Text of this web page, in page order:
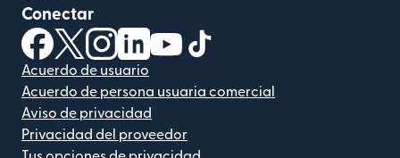
Conectar
(se abre en una ventana nueva)
(se abre en una ventana nueva)
(se abre en una ventana nueva)
(se abre en una ventana nueva)
(se abre en una ventana nueva)
Acuerdo de usuario
Acuerdo de persona usuaria comercial
Aviso de privacidad
Privacidad del proveedor